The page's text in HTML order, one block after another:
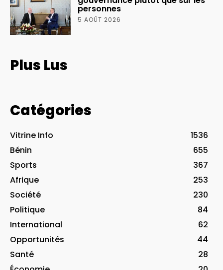
personnes
5 AOÛT 2026
Plus Lus
Catégories
Vitrine Info
1536
Bénin
655
Sports
367
Afrique
253
Société
230
Politique
84
International
62
Opportunités
44
Santé
28